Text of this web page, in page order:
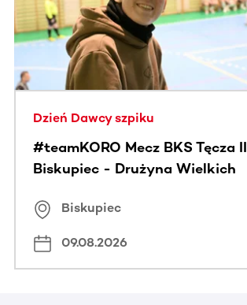
Dzień Dawcy szpiku
#teamKORO Mecz BKS Tęcza II
Biskupiec - Drużyna Wielkich
Biskupiec
09.08.2026